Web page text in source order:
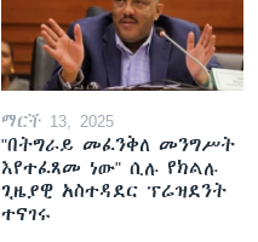
ማርች 13, 2025
"በትግራይ መፈንቅለ መንግሥት
እየተፈጸመ ነው" ሲሉ የክልሉ
ጊዜያዊ አስተዳደር ፕሬዝደንት
ተናገሩ